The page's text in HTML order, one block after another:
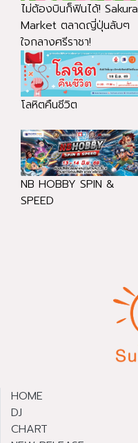
ไม่ต้องบินก็ฟินได้! Sakura
Market ตลาดญี่ปุ่นลับๆ
ใจกลางศรีราชา!
โลหิตคืนชีวิต
NB HOBBY SPIN &
SPEED
HOME
DJ
CHART